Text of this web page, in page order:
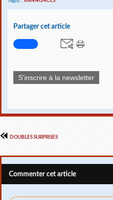
Partager cet article
S'inscrire à la newsletter
DOUBLES SURPRISES
Commenter cet article